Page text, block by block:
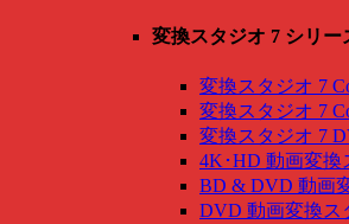
変換スタジオ 7 シリー
変換スタジオ 7
変換スタジオ 7
変換スタジオ 7
4K･HD 動画変換
BD & DVD 動画
DVD 動画変換ス